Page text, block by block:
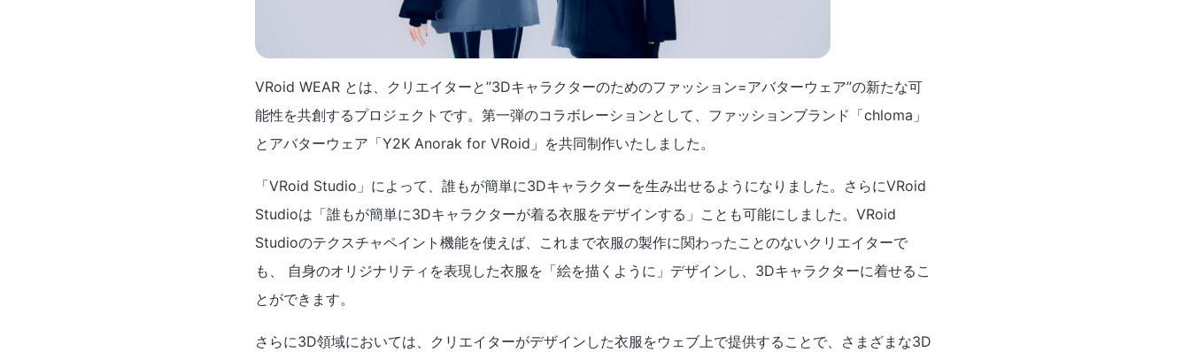
VRoid WEAR とは、クリエイターと”3Dキャラクターのためのファッション=アバターウェア”の新たな可
能性を共創するプロジェクトです。第一弾のコラボレーションとして、ファッションブランド「chloma」
とアバターウェア「Y2K Anorak for VRoid」を共同制作いたしました。
「VRoid Studio」によって、誰もが簡単に3Dキャラクターを生み出せるようになりました。さらにVRoid
Studioは「誰もが簡単に3Dキャラクターが着る衣服をデザインする」ことも可能にしました。VRoid
Studioのテクスチャペイント機能を使えば、これまで衣服の製作に関わったことのないクリエイターで
も、 自身のオリジナリティを表現した衣服を「絵を描くように」デザインし、3Dキャラクターに着せるこ
とができます。
さらに3D領域においては、クリエイターがデザインした衣服をウェブ上で提供することで、さまざまな3D